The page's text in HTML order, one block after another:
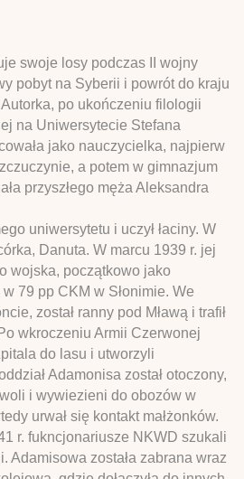
swoje losy podczas II wojny
pobyt na Syberii i powrót do kraju
po ukończeniu filologii
na Uniwersytecie Stefana
jako nauczycielka, najpierw
a potem w gimnazjum
przyszłego męża Aleksandra
uniwersytetu i uczył łaciny. W
Danuta. W marcu 1939 r. jej
wojska, początkowo jako
w 79 pp CKM w Słonimie. We
został ranny pod Mławą i trafił
wkroczeniu Armii Czerwonej
do lasu i utworzyli
Adamonisa został otoczony,
i wywiezieni do obozów w
urwał się kontakt małżonków.
r. fukncjonariusze NKWD szukali
Adamisowa została zabrana wraz